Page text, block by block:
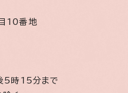
10番地
5時15分まで